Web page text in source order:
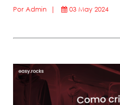
Por Admin | 03 May 2024